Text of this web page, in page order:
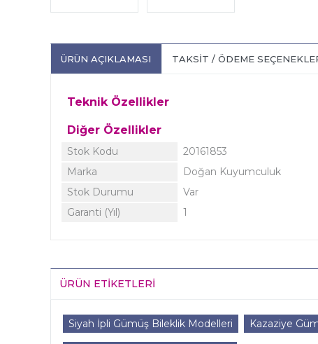
ÜRÜN AÇIKLAMASI TAKSIT / ÖDEME
Teknik Özellikler
Diğer Özellikler
Stok Kodu
20161853
Marka
Doğan Kuyumculuk
Stok Durumu
Var
Garanti (Yıl)
1
ÜRÜN ETIKETLERI
Siyah İpli Gümüş Bileklik Modelleri Kazaziye